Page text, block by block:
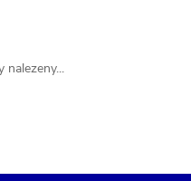
nalezeny...